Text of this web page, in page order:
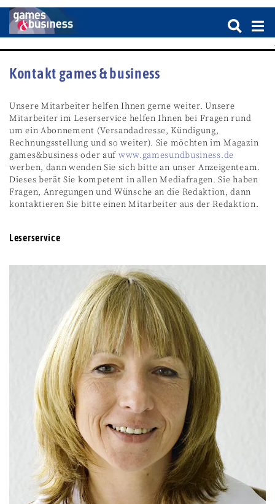
Kontakt games & business
Unsere Mitarbeiter helfen Ihnen gerne weiter. Unsere
Mitarbeiter im Leserservice helfen Ihnen bei Fragen rund
um ein Abonnement (Versandadresse, Kündigung,
Rechnungsstellung und so weiter). Sie möchten im Magazin
games&business oder auf www.gamesundbusiness.de
werben, dann wenden Sie sich bitte an unser Anzeigenteam.
Dieses berät Sie kompetent in allen Mediafragen. Sie haben
Fragen, Anregungen und Wünsche an die Redaktion, dann
kontaktieren Sie bitte einen Mitarbeiter aus der Redaktion.
Leserservice